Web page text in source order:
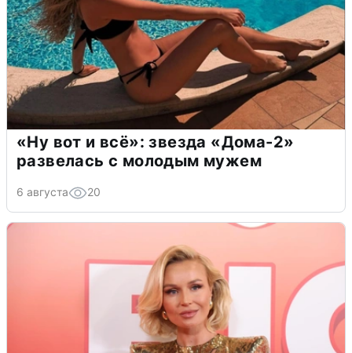
«Ну вот и всё»: звезда «Дома-2»
развелась с молодым мужем
6 августа 20